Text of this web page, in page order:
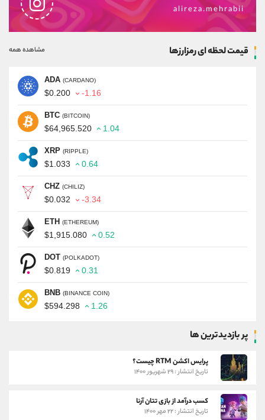
alireza.mehrabii
قیمت لحظه ای رمزارزها مشاهده همه
ADA (CARDANO)
$0.200 -1.16
BTC (BITCOIN)
$64,965.520 1.04
XRP (RIPPLE)
$1.033 0.64
CHZ (CHILIZ)
$0.032 -3.34
ETH (ETHEREUM)
$1,915.080 0.52
DOT (POLKADOT)
$0.819 0.31
BNB (BINANCE COIN)
$594.298 1.26
پر بازدیدترین ها
پرایس اکشن RTM چیست؟
تاریخ انتشار : ۲۹ شهریور ۱۴۰۰
کسب درآمد از بازی تتان آرنا
تاریخ انتشار : ۲۲ مهر ۱۴۰۰